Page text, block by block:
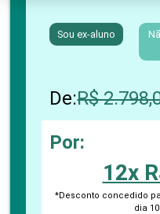
Sou ex-aluno
De:R$
Por:
12x
*Desconto concedido
dia